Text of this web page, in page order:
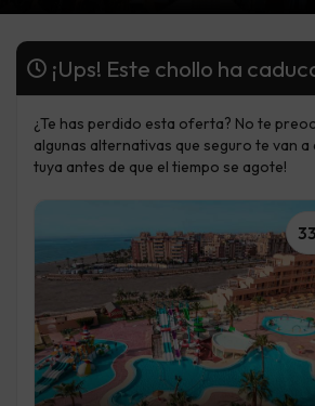
¡Ups! Este chollo ha
¿Te has perdido esta oferta? No te
algunas alternativas que seguro te van a
tuya antes de que el tiempo se agote!